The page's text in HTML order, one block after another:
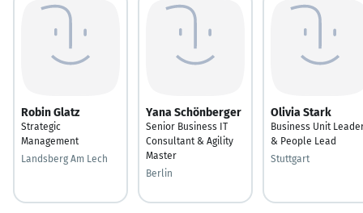
Robin Glatz
Strategic
Management
Landsberg Am Lech
Yana Schönberger
Senior Business IT
Consultant & Agility
Master
Berlin
Olivia Stark
Business Unit
& People Lead
Stuttgart